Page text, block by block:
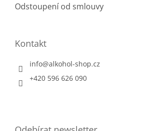
Odstoupení od smlouvy
Kontakt
info@alkohol-shop.cz
+420 596 626 090